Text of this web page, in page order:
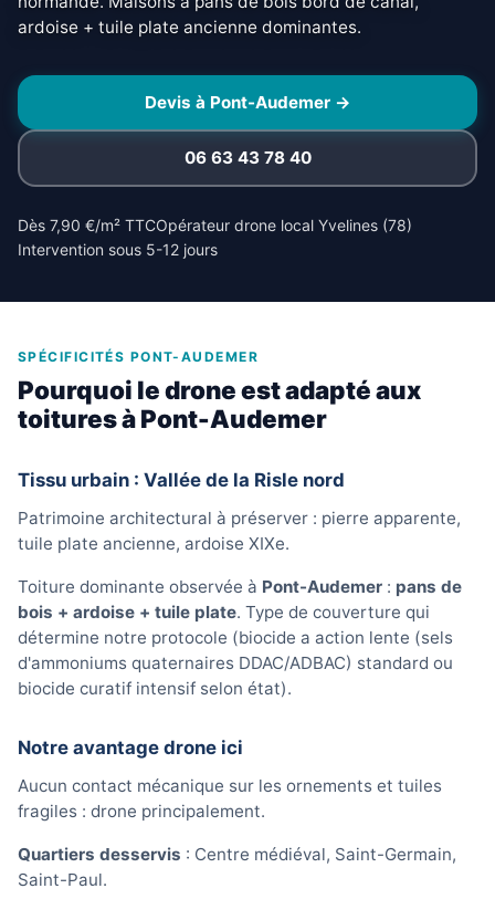
ardoise + tuile plate ancienne dominantes.
Devis à Pont-Audemer →
06 63 43 78 40
Dès 7,90 €/m² TTCOpérateur drone local Yvelines (78)
Intervention sous 5-12 jours
SPÉCIFICITÉS PONT-AUDEMER
Pourquoi le drone est adapté aux
toitures à Pont-Audemer
Tissu urbain : Vallée de la Risle nord
Patrimoine architectural à préserver : pierre apparente,
tuile plate ancienne, ardoise XIXe.
Toiture dominante observée à Pont-Audemer : pans de
bois + ardoise + tuile plate. Type de couverture qui
détermine notre protocole (biocide a action lente (sels
d'ammoniums quaternaires DDAC/ADBAC) standard ou
biocide curatif intensif selon état).
Notre avantage drone ici
Aucun contact mécanique sur les ornements et tuiles
fragiles : drone principalement.
Quartiers desservis : Centre médiéval, Saint-Germain,
Saint-Paul.